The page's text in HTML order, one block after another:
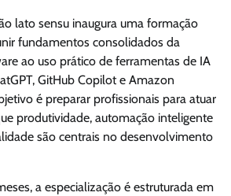
lato sensu inaugura uma formação
fundamentos consolidados da
ao uso prático de ferramentas de IA
GitHub Copilot e Amazon
é preparar profissionais para atuar
produtividade, automação inteligente
são centrais no desenvolvimento
a especialização é estruturada em